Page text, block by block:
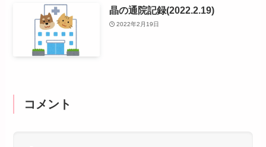
晶の通院記録(2022.2.19)
2022年2月19日
コメント